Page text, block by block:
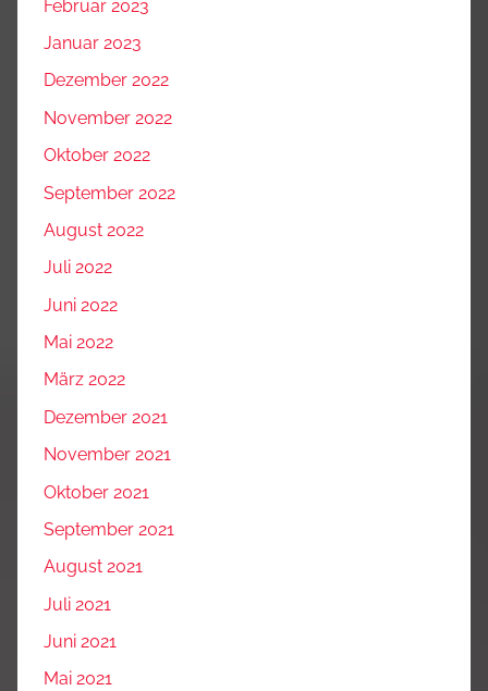
Februar 2023
Januar 2023
Dezember 2022
November 2022
Oktober 2022
September 2022
August 2022
Juli 2022
Juni 2022
Mai 2022
März 2022
Dezember 2021
November 2021
Oktober 2021
September 2021
August 2021
Juli 2021
Juni 2021
Mai 2021